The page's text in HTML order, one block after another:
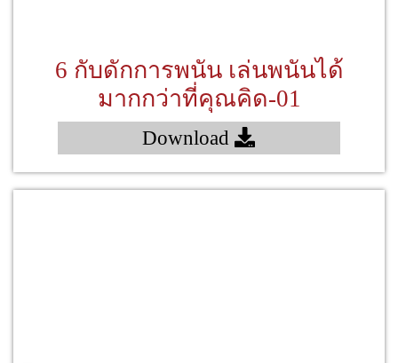
6 กับดักการพนัน เล่นพนันได้
มากกว่าที่คุณคิด-01
Download